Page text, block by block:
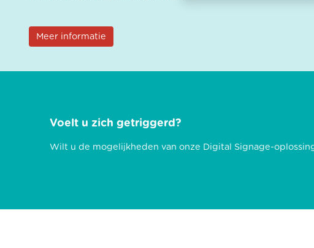
Meer informatie
Voelt u zich getriggerd?
Wilt u de mogelijkheden van onze Digital Signage-